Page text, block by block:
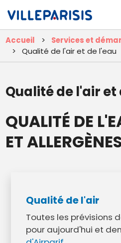
Accueil Services et
Qualité de l'air et de l'eau
Qualité de l'air et
QUALITÉ DE
ET
Qualité de l'air
Toutes les prévisions
pour aujourd'hui et